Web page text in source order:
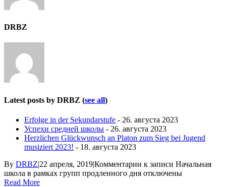
DRBZ
Latest posts by DRBZ (see all)
Erfolge in der Sekundarstufe - 26. августа 2023
Успехи средней школы - 26. августа 2023
Herzlichen Glückwunsch an Platon zum Sieg bei Jugend
musiziert 2023! - 18. августа 2023
By DRBZ|22 апреля, 2019|Комментарии к записи Начальная
школа в рамках групп продленного дня отключены
Read More